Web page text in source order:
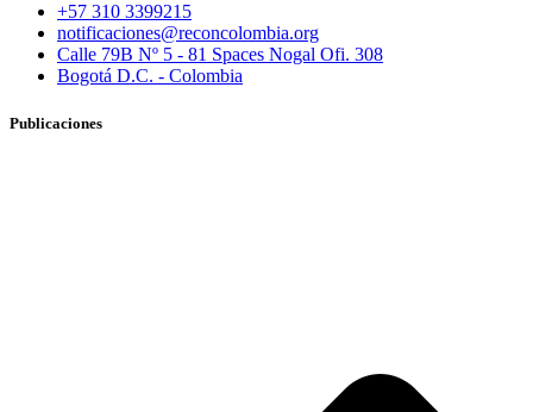
+57 310 3399215
notificaciones@reconcolombia.org
Calle 79B Nº 5 - 81 Spaces Nogal Ofi. 308
Bogotá D.C. - Colombia
Publicaciones